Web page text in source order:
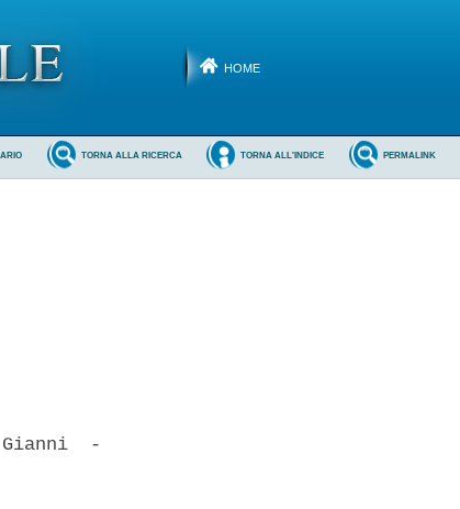
HOME
PERMALINK
TORNA ALL'INDICE
TORNA ALLA RICERCA
-